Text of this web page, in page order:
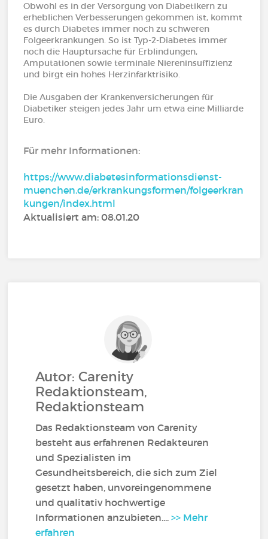
Obwohl es in der Versorgung von Diabetikern zu
erheblichen Verbesserungen gekommen ist, kommt
es durch Diabetes immer noch zu schweren
Folgeerkrankungen. So ist Typ-2-Diabetes immer
noch die Hauptursache für Erblindungen,
Amputationen sowie terminale Niereninsuffizienz
und birgt ein hohes Herzinfarktrisiko.
Die Ausgaben der Krankenversicherungen für
Diabetiker steigen jedes Jahr um etwa eine Milliarde
Euro.
Für mehr Informationen:
https://www.diabetesinformationsdienst-
muenchen.de/erkrankungsformen/folgeerkran
kungen/index.html
Aktualisiert am: 08.01.20
Autor: Carenity
Redaktionsteam,
Redaktionsteam
Das Redaktionsteam von Carenity
besteht aus erfahrenen Redakteuren
und Spezialisten im
Gesundheitsbereich, die sich zum Ziel
gesetzt haben, unvoreingenommene
und qualitativ hochwertige
Informationen anzubieten....>> Mehr
erfahren